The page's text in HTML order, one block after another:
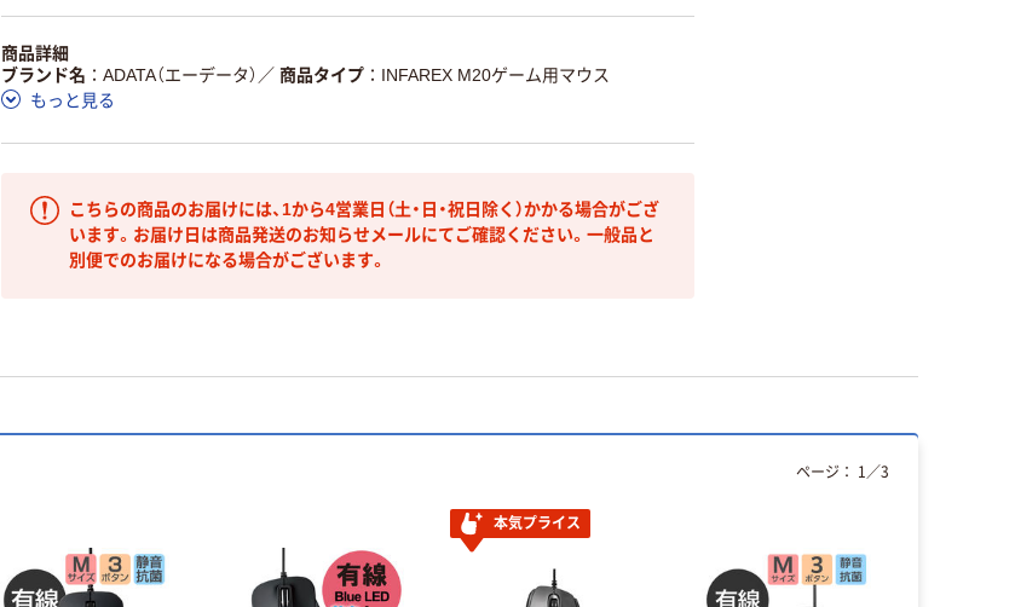
商品詳細
ブランド名
ADATA（エーデータ） ／ 商品タイプ
INFAREX M20ゲーム用マウス
もっと見る
こちらの商品のお届けには、1から4営業日（土・日・祝日除く）かかる場合がござ
います。お届け日は商品発送のお知らせメールにてご確認ください。一般品と
別便でのお届けになる場合がございます。
本気プライス
ページ： 1 ／3